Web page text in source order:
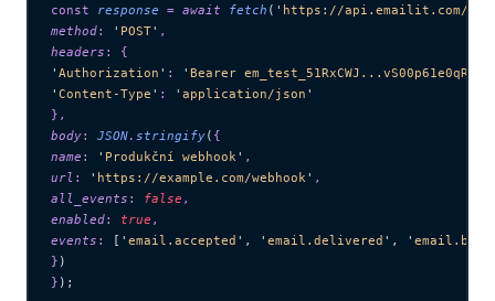
const response = await fetch ( ' https://api.emailit.com/v2/
method: ' POST' ,
headers :
{
' Authorization ' : ' Bearer em_test_51RxCWJ...vS00p61e0qRE
' Content-Type ' : ' application/json '
},
body: JSON. stringify( {
name : ' Produkční webhook' ,
url : ' https://example.com/webhook' ,
all_events : false ,
enabled: true ,
events : [ ' email.accepted ' , ' email.delivered ' , '
} )
} );